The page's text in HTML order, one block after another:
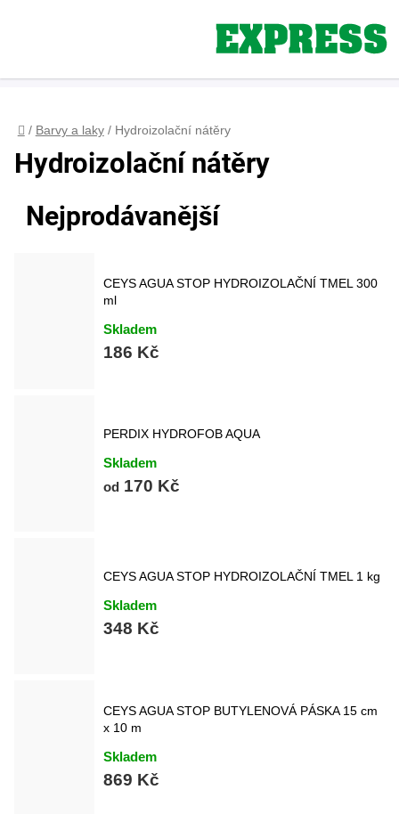
Domů
/ Barvy a laky / Hydroizolační nátěry
Hydroizolační nátěry
Nejprodávanější
CEYS AGUA STOP HYDROIZOLAČNÍ TMEL 300
ml
Skladem
186 Kč
PERDIX HYDROFOB AQUA
Skladem
od170 Kč
CEYS AGUA STOP HYDROIZOLAČNÍ TMEL 1 kg
Skladem
348 Kč
CEYS AGUA STOP BUTYLENOVÁ PÁSKA 15 cm
x 10 m
Skladem
869 Kč